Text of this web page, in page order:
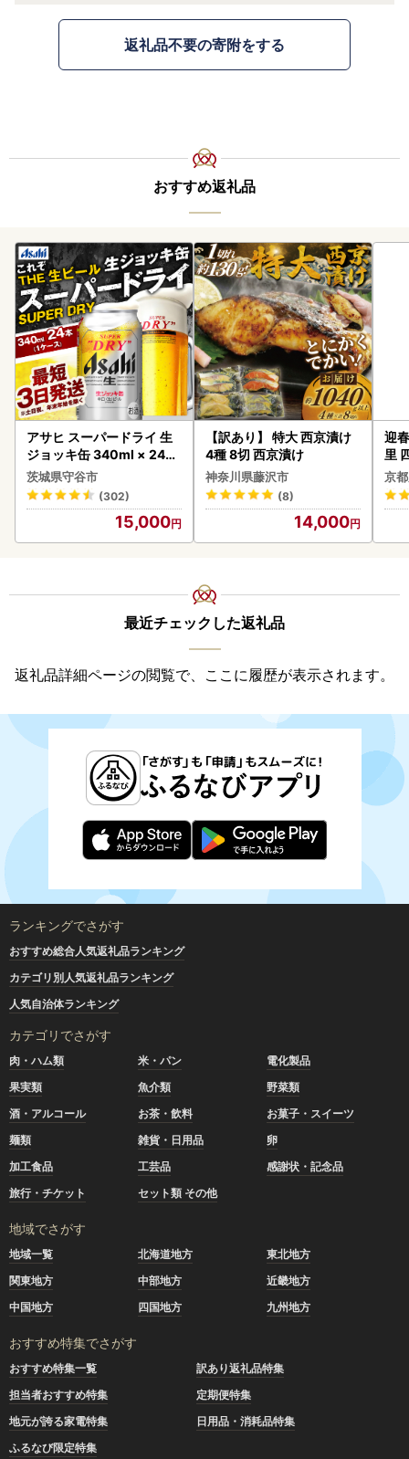
返礼品不要の寄附をする
おすすめ返礼品
アサヒ スーパードライ 生
ジョッキ缶 340ml × 24本
(1ケース) ＜茨城工場＞ 缶
ビール お酒 Asahi 守谷市
茨城県守谷市
(302)
15,000
【訳あり】 特大 西京漬け
4種 8切 西京漬け
神奈川県藤沢市
(8)
14,000
迎
里
京
最近チェックした返礼品
返礼品詳細ページの閲覧で、ここに履歴が表示されます。
ランキングでさがす
おすすめ総合人気返礼品ランキング
カテゴリ別人気返礼品ランキング
人気自治体ランキング
カテゴリでさがす
肉・ハム類 米・パン
電化製品
果実類
魚介類
野菜類
酒・アルコール
お茶・飲料
お菓子・スイーツ
麺類
雑貨・日用品
卵
加工食品
工芸品
感謝状・記念品
旅行・チケット
セット類 その他
地域でさがす
地域一覧 北海道地方
東北地方
関東地方
中部地方
近畿地方
中国地方
四国地方 九州地方
おすすめ特集でさがす
おすすめ特集一覧
訳あり返礼品特集
担当者おすすめ特集
定期便特集
地元が誇る家電特集
日用品・消耗品特集
ふるなび限定特集